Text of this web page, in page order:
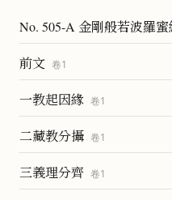
No. 505-A 金剛般若波羅
前文 卷1
一教起因緣 卷1
二藏教分攝 卷1
三義理分齊 卷1